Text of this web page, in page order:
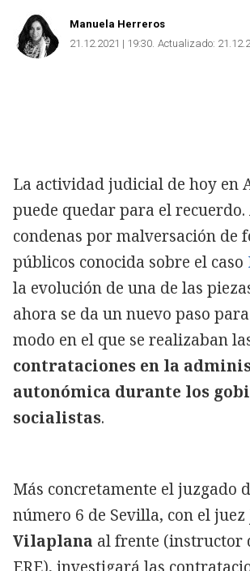
Manuela Herreros
21.12.2021 | 19:30 Actualizado:
La actividad judicial de hoy en
puede quedar para el recuerdo.
condenas por malversación de
públicos conocida sobre el caso
la evolución de una de las
ahora se da un nuevo paso
modo en el que se realizaban
contrataciones en la
autonómica durante los
socialistas.
Más concretamente el juzgado
número 6 de Sevilla, con el juez
Vilaplana al frente (instructor
ERE), investigará las